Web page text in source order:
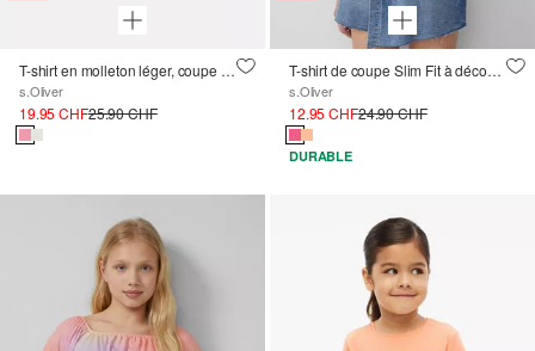
T-shirt en molleton léger, coupe carrée, avec imprimé
s.Oliver
19.95 CHF25.90 CHF
T-shirt de coupe Slim Fit à découpes, en tissu côtelé
s.Oliver
12.95 CHF24.90 CHF
DURABLE